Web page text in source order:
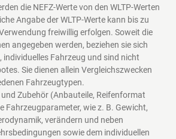
die NEFZ-Werte von den WLTP-Werten
Angabe der WLTP-Werte kann bis zu
freiwillig erfolgen. Soweit die
angegeben werden, beziehen sie sich
individuelles Fahrzeug und sind nicht
Sie dienen allein Vergleichszwecken
Fahrzeugtypen.
Zubehör (Anbauteile, Reifenformat
Fahrzeugparameter, wie z. B. Gewicht,
verändern und neben
sowie dem individuellen